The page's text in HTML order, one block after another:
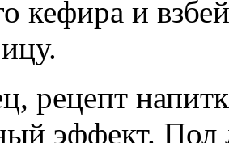
кефира и
рецепт
эффект. Пол